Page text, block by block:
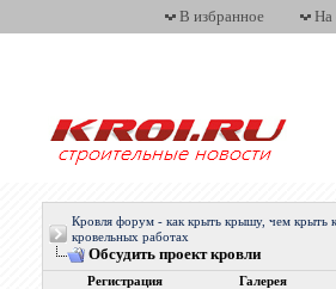
В избранное На
Кровля форум - как крыть крышу, чем крыть
кровельных работах
Обсудить проект кровли
Регистрация Галерея